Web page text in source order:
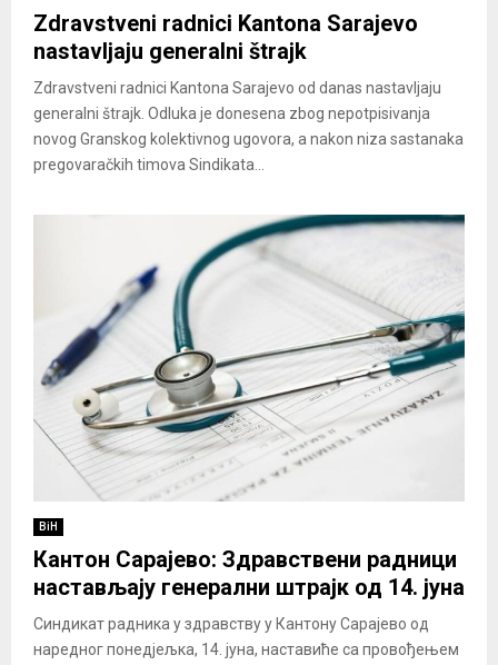
Zdravstveni radnici Kantona Sarajevo
nastavljaju generalni štrajk
Zdravstveni radnici Kantona Sarajevo od danas nastavljaju
generalni štrajk. Odluka je donesena zbog nepotpisivanja
novog Granskog kolektivnog ugovora, a nakon niza sastanaka
pregovaračkih timova Sindikata...
BiH
Кантон Сарајево: Здравствени радници
настављају генерални штрајк од 14. јуна
Синдикат радника у здравству у Кантону Сарајево од
наредног понедјељка, 14. јуна, наставиће са провођењем